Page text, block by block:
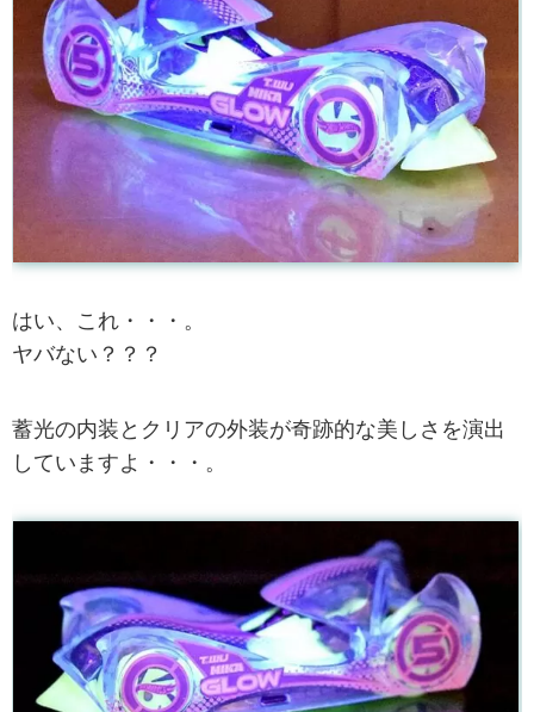
はい、これ・・・。
ヤバない？？？
蓄光の内装とクリアの外装が奇跡的な美しさを演出
していますよ・・・。